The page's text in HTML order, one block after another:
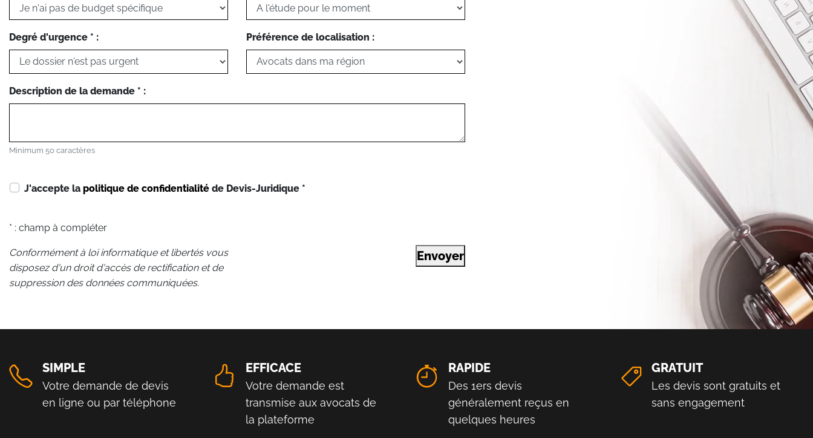
Degré d'urgence * : Préférence de localisation :
Description de la demande * :
Minimum 50 caractères
J'accepte la politique de confidentialité de Devis-Juridique *
* : champ à compléter
Conformément à loi informatique et libertés vous
disposez d'un droit d'accès de rectification et de
suppression des données communiquées.
Envoyer
SIMPLE
Votre demande de devis
en ligne ou par téléphone
EFFICACE
Votre demande est
transmise aux avocats de
la plateforme
RAPIDE
Des 1ers devis
généralement reçus en
quelques heures
GRATUIT
Les devis sont gratuits et
sans engagement